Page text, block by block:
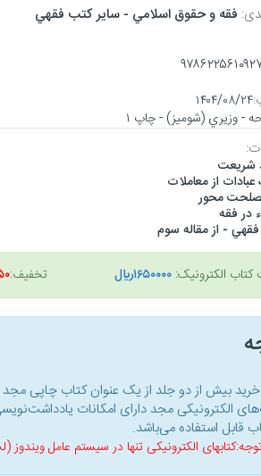
فقه و حقوق اسلامي - ساير كتب فقهي
۱۴۰۴/۰۸/۲۴
شريعت
از معاملات
محور
در فقه
- از مقاله سوم
کتاب الکترونیک:۱۶۵۰۰۰۰ريال تخفیف:
خرید بیش از دو جلد از یک عنوان کتاب‌ چاپی
الکترونیکی مجد دارای امکانات
قابل استفاده می‌باشد.
الکترونیکی تنها در سیستم عامل